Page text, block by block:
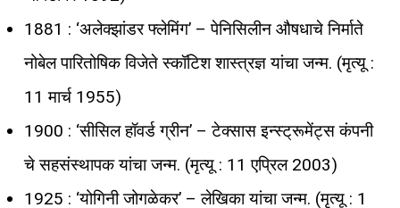
1881 : ‘अलेक्झांडर फ्लेमिंग’ – पेनिसिलीन औषधाचे निर्माते
नोबेल पारितोषिक विजेते स्कॉटिश शास्त्रज्ञ यांचा जन्म. (मृत्यू :
11 मार्च 1955)
1900 : ‘सीसिल हॉवर्ड ग्रीन’ – टेक्सास इन्स्ट्रूमेंट्स कंपनी
चे सहसंस्थापक यांचा जन्म. (मृत्यू : 11 एप्रिल 2003)
1925 : ‘योगिनी जोगळेकर’ – लेखिका यांचा जन्म. (मृत्यू : 1